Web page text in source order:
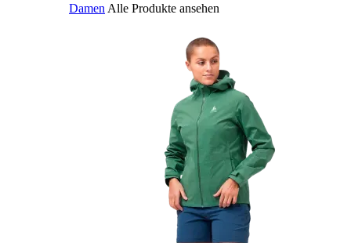
Damen Alle Produkte ansehen